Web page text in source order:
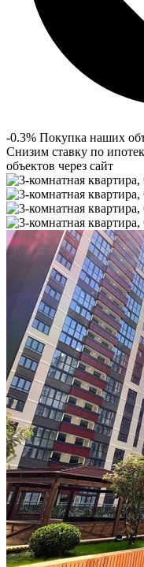
-0.3% Покупка наших
Снизим ставку по
объектов через сайт